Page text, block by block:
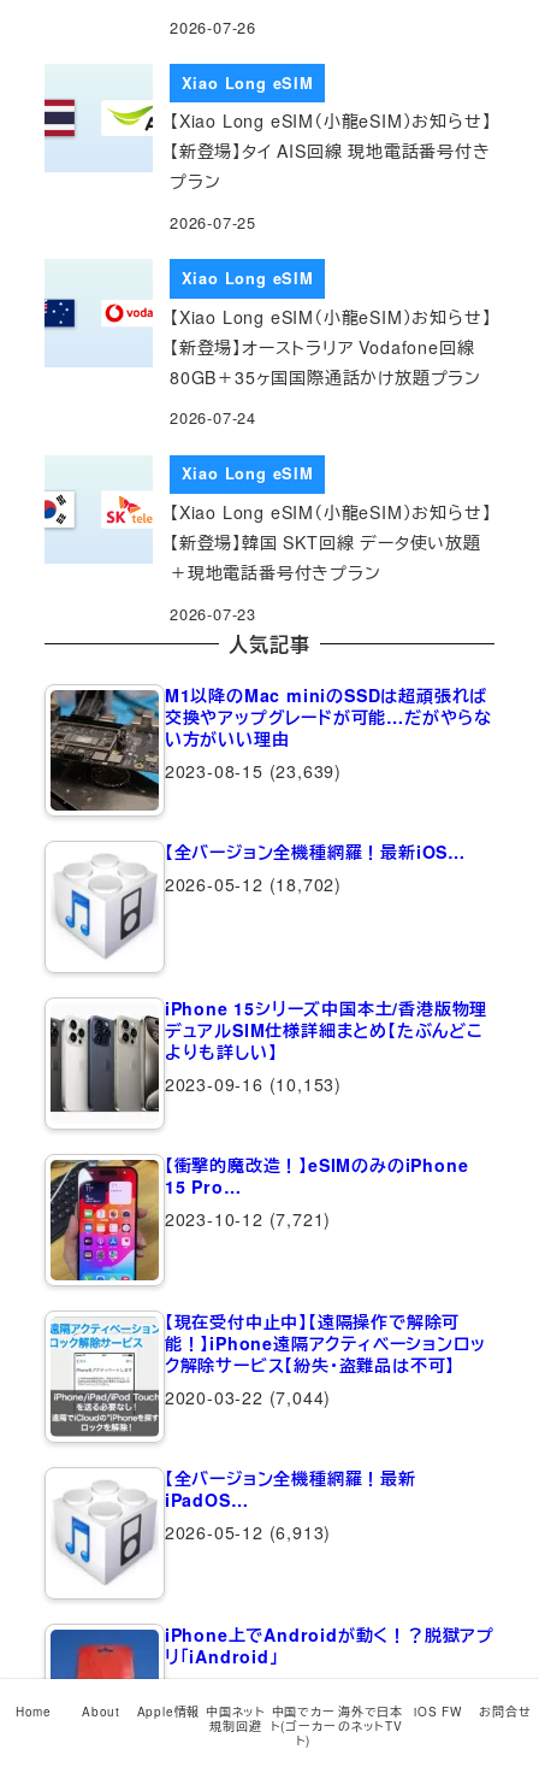
2026-07-26
Xiao Long eSIM
【Xiao Long eSIM（小龍eSIM）お知らせ】
【新登場】タイ AIS回線 現地電話番号付き
プラン
2026-07-25
Xiao Long eSIM
【Xiao Long eSIM（小龍eSIM）お知らせ】
【新登場】オーストラリア Vodafone回線
80GB＋35ヶ国国際通話かけ放題プラン
2026-07-24
Xiao Long eSIM
【Xiao Long eSIM（小龍eSIM）お知らせ】
【新登場】韓国 SKT回線 データ使い放題
＋現地電話番号付きプラン
2026-07-23
人気記事
M1以降のMac miniのSSDは超頑張れば
交換やアップグレードが可能…だがやらな
い方がいい理由
2023-08-15 (23,639)
【全バージョン全機種網羅！最新iOS…
2026-05-12 (18,702)
iPhone 15シリーズ中国本土/香港版物理
デュアルSIM仕様詳細まとめ【たぶんどこ
よりも詳しい】
2023-09-16 (10,153)
【衝撃的魔改造！】eSIMのみのiPhone
15 Pro…
2023-10-12 (7,721)
【現在受付中止中】【遠隔操作で解除可
能！】iPhone遠隔アクティベーションロッ
ク解除サービス【紛失・盗難品は不可】
2020-03-22 (7,044)
【全バージョン全機種網羅！最新
iPadOS…
2026-05-12 (6,913)
iPhone上でAndroidが動く！？脱獄アプ
リ「iAndroid」
Home About Apple情報 中国ネット
規制回避
中国でカー
ト(ゴーカー
ト)
海外で日本
のネットTV
iOS FW お問合せ